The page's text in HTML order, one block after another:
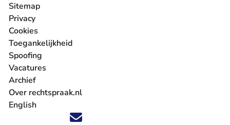
Volg ons op X (Twitter) - U verlaat Rechtspraak.nl
Volg ons op Facebook - U verlaat Rechtspraak.nl
Volg ons op Instagram - U verlaat Rechtspraak.nl
Volg ons op Youtube - U verlaat Rechtspraak.nl
Volg ons op LinkedIn - U verlaat
'Blijf op de hoogte' nieuwsbrief - U verlaat
Sitemap
Privacy
Cookies
Toegankelijkheid
Spoofing
Vacatures
- U verlaat Rechtspraak.nl
Archief
Over rechtspraak.nl
English